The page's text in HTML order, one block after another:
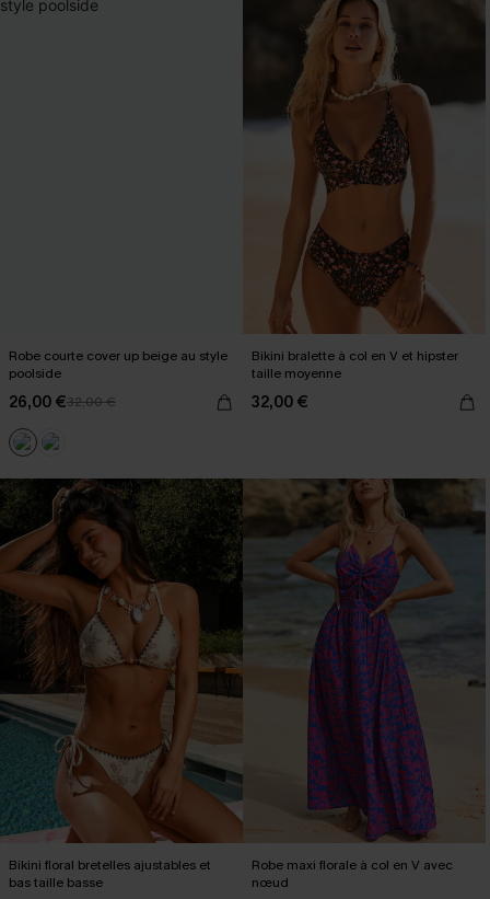
Robe courte cover up beige au style
poolside
26,00 €32,00 €
Bikini bralette à col en V et hipster
taille moyenne
32,00 €
Bikini floral bretelles ajustables et
bas taille basse
Robe maxi florale à col en V avec
nœud